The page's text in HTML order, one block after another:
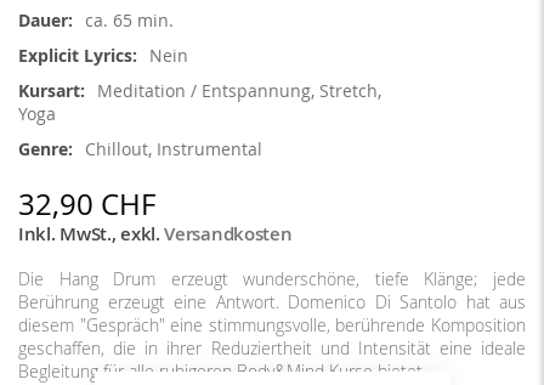
ca. 65 min.
Nein
Meditation / Entspannung, Stretch,
Yoga
Chillout, Instrumental
32,90 CHF
Inkl. MwSt.,exkl.Versandkosten
Die Hang Drum erzeugt wunderschöne, tiefe Klänge; jede
Berührung erzeugt eine Antwort. Domenico Di Santolo hat aus
diesem "Gespräch" eine stimmungsvolle, berührende Komposition
geschaffen, die in ihrer Reduziertheit und Intensität eine ideale
Begleitung für alle ruhigeren Body&Mind Kurse bietet.